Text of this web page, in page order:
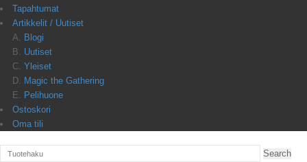
Tapahtumat
Artikkelit / Uutiset
Blogi
Uutiset
Yleiset
Magic the Gathering
Pelihuone
Ostoskori
Oma tili